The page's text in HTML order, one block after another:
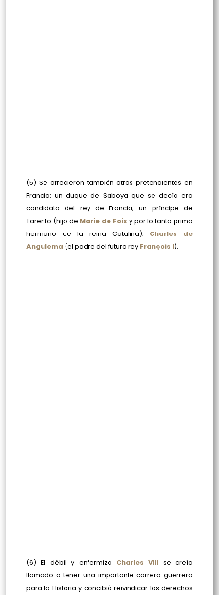
(5) Se ofrecieron también otros pretendientes en
Francia: un duque de Saboya que se decía era
candidato del rey de Francia; un príncipe de
Tarento (hijo de Marie de Foix y por lo tanto primo
hermano de la reina Catalina); Charles de
Angulema (el padre del futuro rey François I).
(6) El débil y enfermizo Charles VIII se creía
llamado a tener una importante carrera guerrera
para la Historia y concibió reivindicar los derechos